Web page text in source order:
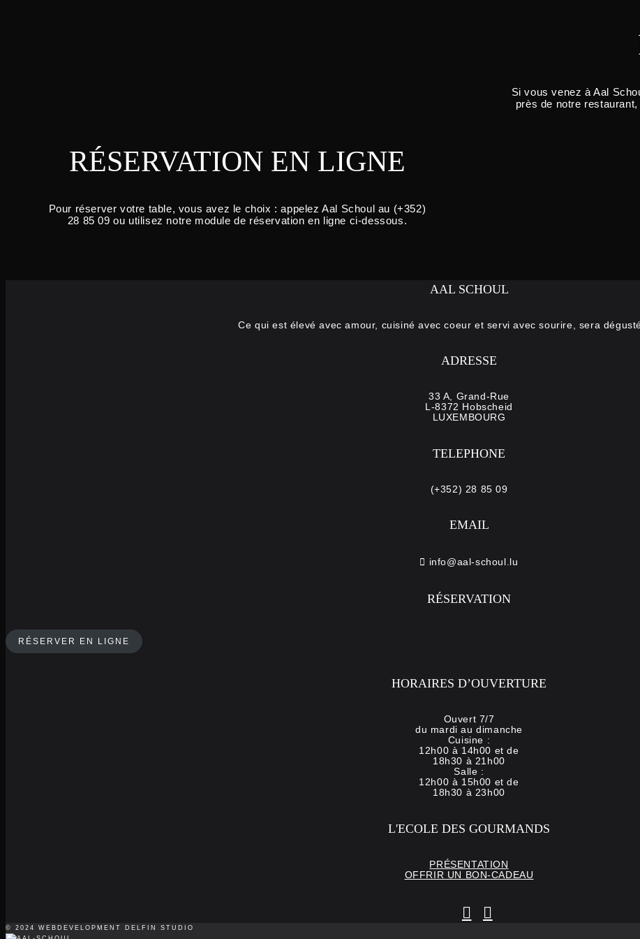
Si vous venez à Aal
près de notre
RÉSERVATION EN LIGNE
Pour réserver votre table, vous avez le choix : appelez Aal Schoul au (+352)
28 85 09 ou utilisez notre module de réservation en ligne ci-dessous.
AAL SCHOUL
Ce qui est élevé avec amour, cuisiné avec coeur et servi avec sourire, sera
ADRESSE
33 A, Grand-Rue
L-8372 Hobscheid
LUXEMBOURG
TELEPHONE
(+352) 28 85 09
EMAIL
info@aal-schoul.lu
RÉSERVATION
RÉSERVER EN LIGNE
HORAIRES D’OUVERTURE
Ouvert 7/7
du mardi au dimanche
Cuisine :
12h00 à 14h00 et de
18h30 à 21h00
Salle :
12h00 à 15h00 et de
18h30 à 23h00
L'ECOLE DES GOURMANDS
PRÉSENTATION
OFFRIR UN BON-CADEAU
instagram
© 2024 WEBDEVELOPMENT DELFIN STUDIO